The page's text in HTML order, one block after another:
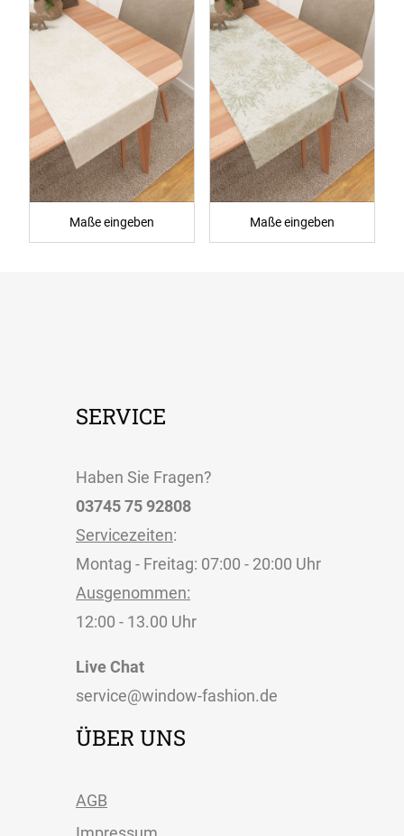
Maße eingeben Maße eingeben
SERVICE
Haben Sie Fragen?
03745 75 92808
Servicezeiten:
Montag - Freitag: 07:00 - 20:00 Uhr
Ausgenommen:
12:00 - 13.00 Uhr
Live Chat
service@window-fashion.de
ÜBER UNS
AGB